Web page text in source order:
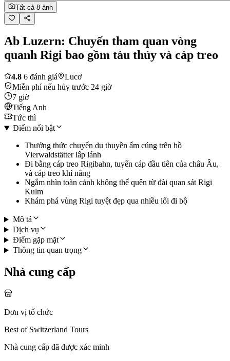
Tất cả 8 ảnh
Ab Luzern: Chuyến tham quan vòng
quanh Rigi bao gồm tàu thủy và cáp treo
4.8 6 đánh giá
Lucơ
Miễn phí nếu hủy trước 24 giờ
7 giờ
Tiếng Anh
Tức thì
Điểm nổi bật
Thưởng thức chuyến du thuyền ấm cúng trên hồ
Vierwaldstätter lấp lánh
Đi bằng cáp treo Rigibahn, tuyến cáp đầu tiên của châu Âu,
và cáp treo khí nâng
Ngắm nhìn toàn cảnh không thể quên từ đài quan sát Rigi
Kulm
Khám phá vùng Rigi tuyệt đẹp qua nhiều lối đi bộ
Mô tả
Dịch vụ
Điểm gặp mặt
Thông tin quan trọng
Nhà cung cấp
Đơn vị tổ chức
Best of Switzerland Tours
Nhà cung cấp đã được xác minh